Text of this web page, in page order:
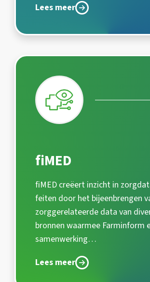
Lees meer
fiMED
fiMED creëert inzicht in
feiten door het bijeenbrengen
zorggerelateerde data van
bronnen waarmee Farminform
samenwerking…
Lees meer